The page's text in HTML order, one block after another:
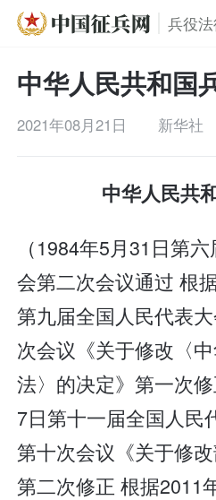
兵役
中华人民共和国
2021年08月21日 新华社
中华人民共
（1984年5月31日第
会第二次会议通过 根
第九届全国人民代表
次会议《关于修改〈
法〉的决定》第一次
7日第十一届全国人民
第十次会议《关于修改
第二次修正 根据2011